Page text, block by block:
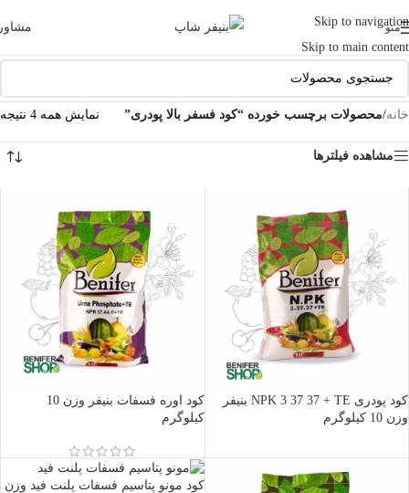
Skip to navigation
Skip to main content
منو
خانه/محصولات برچسب خورده “کود فسفر بالا پودری” نمایش همه 4 نتیجه
مشاهده فیلترها
کود پودری NPK 3 37 37 + TE بنیفر
وزن 10 کیلوگرم
کود اوره فسفات بنیفر وزن 10
کیلوگرم
کود مونو پتاسیم فسفات پلنت فید وزن